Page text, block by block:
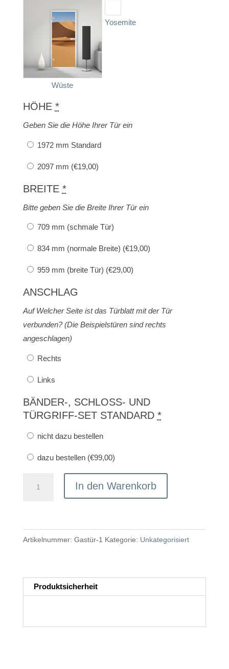
Wüste
Yosemite
HÖHE *
Geben Sie die Höhe Ihrer Tür ein
1972 mm Standard
2097 mm (€19,00)
BREITE *
Bitte geben Sie die Breite Ihrer Tür ein
709 mm (schmale Tür)
834 mm (normale Breite) (€19,00)
959 mm (breite Tür) (€29,00)
ANSCHLAG
Auf Welcher Seite ist das Türblatt mit der Tür
verbunden? (Die Beispielstüren sind rechts
angeschlagen)
Rechts
Links
BÄNDER-, SCHLOSS- UND
TÜRGRIFF-SET STANDARD *
nicht dazu bestellen
dazu bestellen (€99,00)
In den Warenkorb
Artikelnummer: Gastür-1 Kategorie: Unkategorisiert
Produktsicherheit